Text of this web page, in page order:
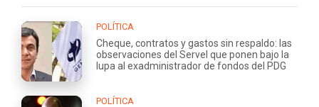
POLÍTICA
Cheque, contratos y gastos sin respaldo: las
observaciones del Servel que ponen bajo la
lupa al exadministrador de fondos del PDG
POLÍTICA